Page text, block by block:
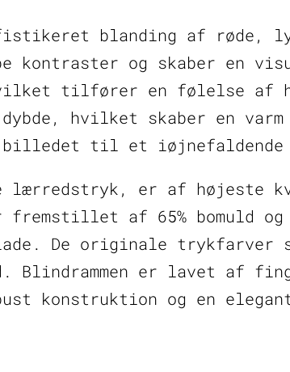
blanding af røde,
kontraster og skaber en
tilfører en følelse af
hvilket skaber en varm
billedet til et
lærredstryk, er af højeste
af 65% bomuld
De originale trykfarver
er lavet af
konstruktion og en